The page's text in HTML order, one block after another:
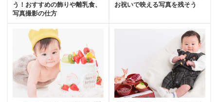
う！おすすめの飾りや離乳食、
写真撮影の仕方
お祝いで映える写真を残そう